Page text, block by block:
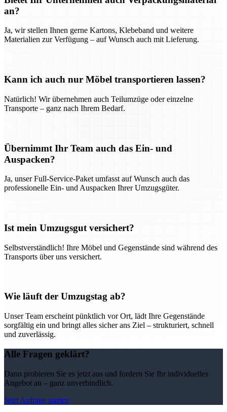
an?
Ja, wir stellen Ihnen gerne Kartons, Klebeband und weitere
Materialien zur Verfügung – auf Wunsch auch mit Lieferung.
Kann ich auch nur Möbel transportieren lassen?
Natürlich! Wir übernehmen auch Teilumzüge oder einzelne
Transporte – ganz nach Ihrem Bedarf.
Übernimmt Ihr Team auch das Ein- und
Auspacken?
Ja, unser Full-Service-Paket umfasst auf Wunsch auch das
professionelle Ein- und Auspacken Ihrer Umzugsgüter.
Ist mein Umzugsgut versichert?
Selbstverständlich! Ihre Möbel und Gegenstände sind während des
Transports über uns versichert.
Wie läuft der Umzugstag ab?
Unser Team erscheint pünktlich vor Ort, lädt Ihre Gegenstände
sorgfältig ein und bringt alles sicher ans Ziel – strukturiert, schnell
und zuverlässig.
Alle Fragen geklärt?
Dann probieren Sie es jetzt aus und fordern Sie Ihr individuelles
Angebot an – ganz unverbindlich.
Jetzt Anfrage starten